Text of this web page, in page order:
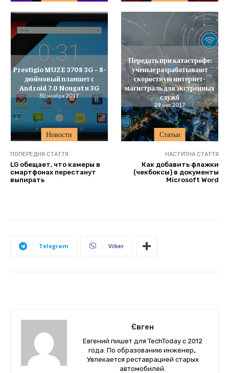
Новости
Prestigio MUZE 3708 3G – 8-
дюймовый планшет с
Android 7.0 Nougat и 3G
30 ноября 2017
Статьи
Передать при катастрофе:
ученые разрабатывают
скоростную интернет-
магистраль для экстренных
служб
29 мая 2017
ПОПЕРЕДНЯ СТАТТЯ
LG обещает, что камеры в
смартфонах перестанут
выпирать
НАСТУПНА СТАТТЯ
Как добавить флажки
(чекбоксы) в документы
Microsoft Word
Telegram Viber
Євген
Евгений пишет для TechToday с 2012
года. По образованию инженер,.
Увлекается реставрацией старых
автомобилей.